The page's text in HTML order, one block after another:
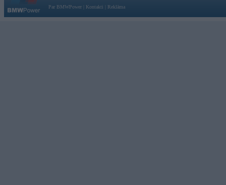
Par BMWPower
Kontakti Reklāma